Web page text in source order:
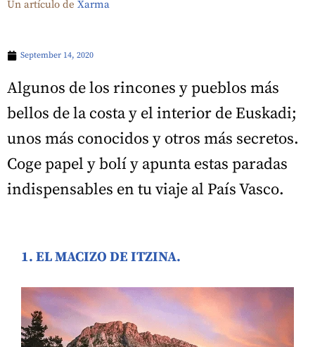
Un artículo de Xarma
September 14, 2020
Algunos de los rincones y pueblos más
bellos de la costa y el interior de Euskadi;
unos más conocidos y otros más secretos.
Coge papel y bolí y apunta estas paradas
indispensables en tu viaje al País Vasco.
1. EL MACIZO DE ITZINA.